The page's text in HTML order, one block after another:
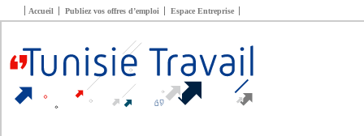
Accueil Publiez vos offres d’emploi Espace Entreprise